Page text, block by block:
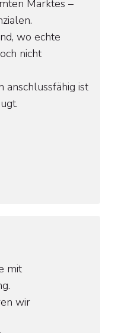
Marktes –
wo echte
nicht
anschlussfähig ist
mit
wir